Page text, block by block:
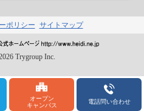
オープン
キャンパス
電話問い合わせ
ポリシー サイトマップ
Trygroup Inc.